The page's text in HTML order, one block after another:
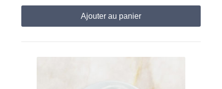
Ajouter au panier